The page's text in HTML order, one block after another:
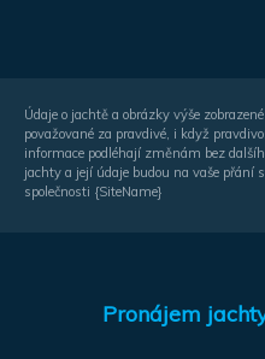
Údaje o jachtě a obrázky výše
považované za pravdivé, i když
informace podléhají změnám bez
jachty a její údaje budou na vaše přání
společnosti {SiteName}
Pronájem